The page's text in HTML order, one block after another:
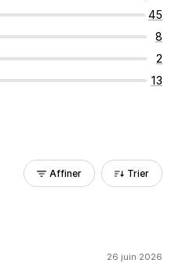
45
8
2
13
Affiner Trier
26 juin 2026